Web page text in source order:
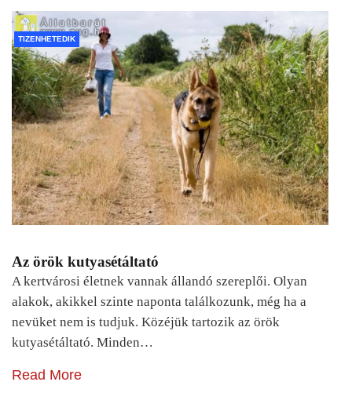
TIZENHETEDIK
Az örök kutyasétáltató
A kertvárosi életnek vannak állandó szereplői. Olyan
alakok, akikkel szinte naponta találkozunk, még ha a
nevüket nem is tudjuk. Közéjük tartozik az örök
kutyasétáltató. Minden…
Read More